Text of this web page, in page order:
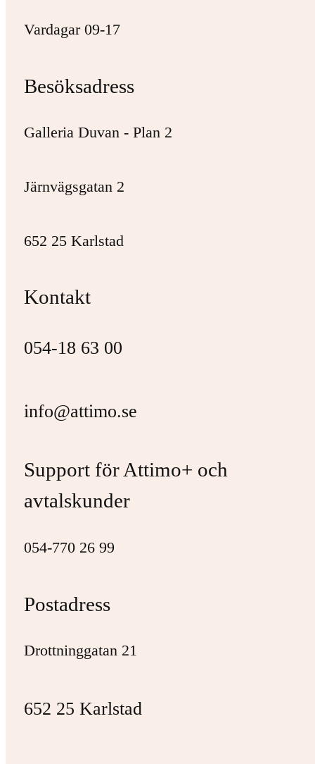
Vardagar 09-17
Besöksadress
Galleria Duvan - Plan 2
Järnvägsgatan 2
652 25 Karlstad
Kontakt
054-18 63 00
info@attimo.se
Support för Attimo+ och
avtalskunder
054-770 26 99
Postadress
Drottninggatan 21
652 25 Karlstad